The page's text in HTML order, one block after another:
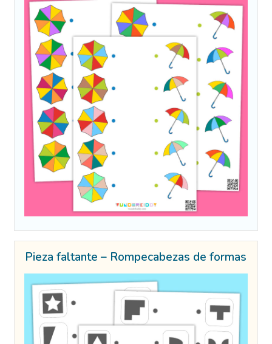
Pieza faltante – Rompecabezas de formas